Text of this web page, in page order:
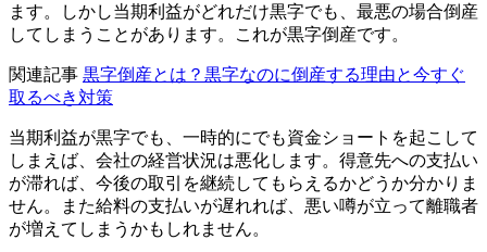
ます。しかし当期利益がどれだけ黒字でも、最悪の場合倒産
してしまうことがあります。これが黒字倒産です。
関連記事 黒字倒産とは？黒字なのに倒産する理由と今すぐ
取るべき対策
当期利益が黒字でも、一時的にでも資金ショートを起こして
しまえば、会社の経営状況は悪化します。得意先への支払い
が滞れば、今後の取引を継続してもらえるかどうか分かりま
せん。また給料の支払いが遅れれば、悪い噂が立って離職者
が増えてしまうかもしれません。